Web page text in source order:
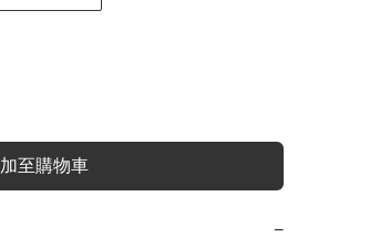
加至購物車
−